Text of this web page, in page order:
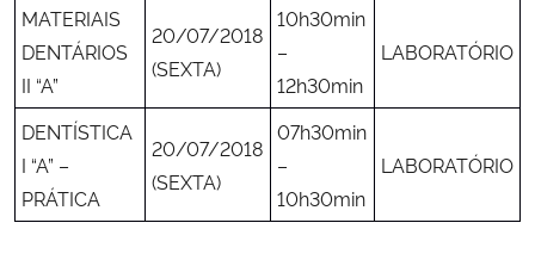
MATERIAIS
DENTÁRIOS
II “A”
20/07/2018
(SEXTA)
10h30min
–
12h30min
LABORATÓRIO
DENTÍSTICA
I “A” –
PRÁTICA
20/07/2018
(SEXTA)
07h30min
–
10h30min
LABORATÓRIO